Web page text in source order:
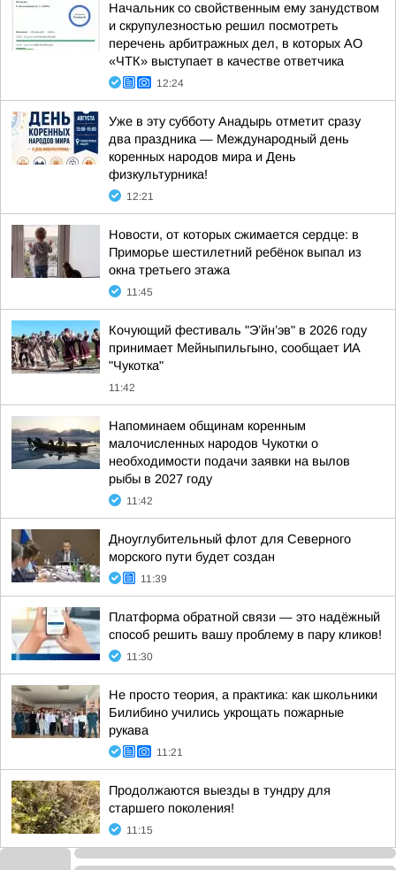
Начальник со свойственным ему занудством
и скрупулезностью решил посмотреть
перечень арбитражных дел, в которых АО
«ЧТК» выступает в качестве ответчика
12:24
Уже в эту субботу Анадырь отметит сразу
два праздника — Международный день
коренных народов мира и День
физкультурника!
12:21
Новости, от которых сжимается сердце: в
Приморье шестилетний ребёнок выпал из
окна третьего этажа
11:45
Кочующий фестиваль "Э’йн’эв" в 2026 году
принимает Мейныпильгыно, сообщает ИА
"Чукотка"
11:42
Напоминаем общинам коренным
малочисленных народов Чукотки о
необходимости подачи заявки на вылов
рыбы в 2027 году
11:42
Дноуглубительный флот для Северного
морского пути будет создан
11:39
Платформа обратной связи — это надёжный
способ решить вашу проблему в пару кликов!
11:30
Не просто теория, а практика: как школьники
Билибино учились укрощать пожарные
рукава
11:21
Продолжаются выезды в тундру для
старшего поколения!
11:15